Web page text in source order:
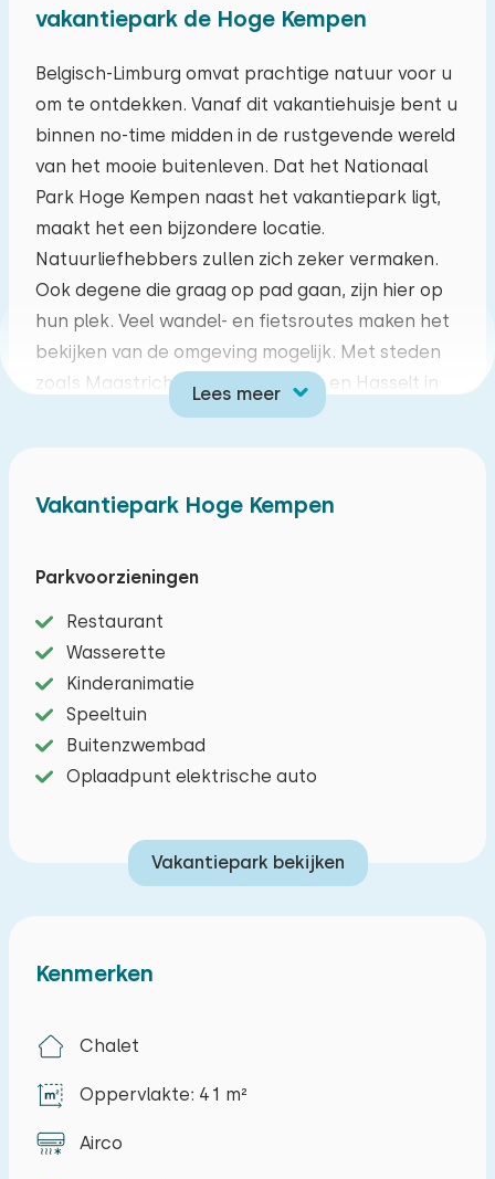
vakantiepark de Hoge Kempen
Belgisch-Limburg omvat prachtige natuur voor u
om te ontdekken. Vanaf dit vakantiehuisje bent u
binnen no-time midden in de rustgevende wereld
van het mooie buitenleven. Dat het Nationaal
Park Hoge Kempen naast het vakantiepark ligt,
maakt het een bijzondere locatie.
Natuurliefhebbers zullen zich zeker vermaken.
Ook degene die graag op pad gaan, zijn hier op
hun plek. Veel wandel- en fietsroutes maken het
bekijken van de omgeving mogelijk. Met steden
zoals Maastricht, Tongeren, Genk en Hasselt in
de buurt, heeft u keuze genoeg. Gaat u liever de
natuur of de stad in? Hetzij allebei natuurlijk!
De woonkamer heeft een smart televisie en
waterkoker, koelkast met vriesvak,
combimagnetron, vaatwasser, filter
koffiezetapparaat en inductie kookplaat. Er zijn
twee slaapkamers waarvan één met een
tweepersoonsbed en een slaapkamer met twee
eenpersoonsbedden. Alle bedden beschikken
over éénpersoonsdekbedden. De badkamer
parkeergelegenheid voor één auto bij de woning.
Lees meer
augustus 2026
ma di wo do vr za zo
27 28 29 30 31 01 02
03 04 05 06 07
10 11 12 13 14 15 16
17 18 19 20 21 22 23
Kenmerken
Chalet
Oppervlakte: 41 m²
Airco
Vakantiepark Hoge Kempen
Parkvoorzieningen
Restaurant
Wasserette
Kinderanimatie
Speeltuin
Buitenzwembad
Oplaadpunt elektrische auto
Vakantiepark bekijken